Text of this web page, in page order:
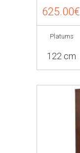
625.00€
Platums
122 cm